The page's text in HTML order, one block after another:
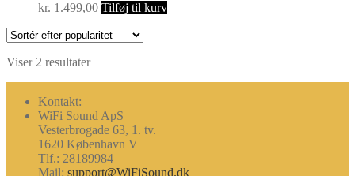
kr. 1.499,00 Tilføj til kurv
Viser 2 resultaterSorteret
Kontakt:
WiFi Sound ApS
Vesterbrogade 63, 1. tv.
1620 København V
Tlf.: 28189984
Mail: support@WiFiSound.dk